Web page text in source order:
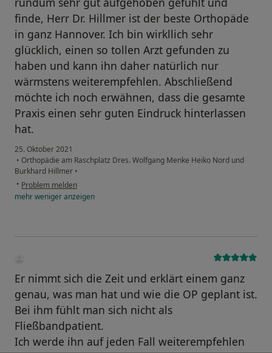
finde, Herr Dr. Hillmer ist der beste Orthopäde
in ganz Hannover. Ich bin wirkllich sehr
glücklich, einen so tollen Arzt gefunden zu
haben und kann ihn daher natürlich nur
wärmstens weiterempfehlen. Abschließend
möchte ich noch erwähnen, dass die gesamte
Praxis einen sehr guten Eindruck hinterlassen
hat.
25. Oktober 2021
• Orthopädie am Raschplatz Dres. Wolfgang Menke Heiko Nord und
Burkhard Hillmer •
• Problem melden
mehrwenigeranzeigen
Er nimmt sich die Zeit und erklärt einem ganz
genau, was man hat und wie die OP geplant ist.
Bei ihm fühlt man sich nicht als
Fließbandpatient.
Ich werde ihn auf jeden Fall weiterempfehlen